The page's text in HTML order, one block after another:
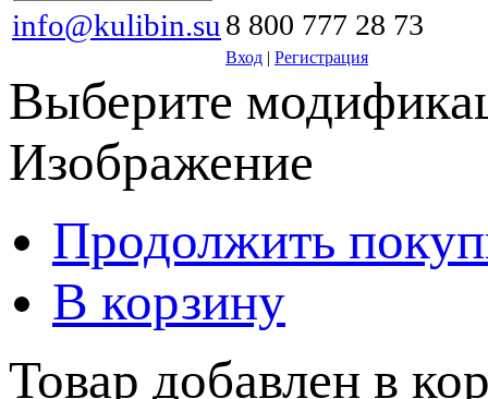
info@kulibin.su 8 800 777 28 73
Вход | Регистрация
Выберите
Изображение
Продолжить
В корзину
Товар добавлен в